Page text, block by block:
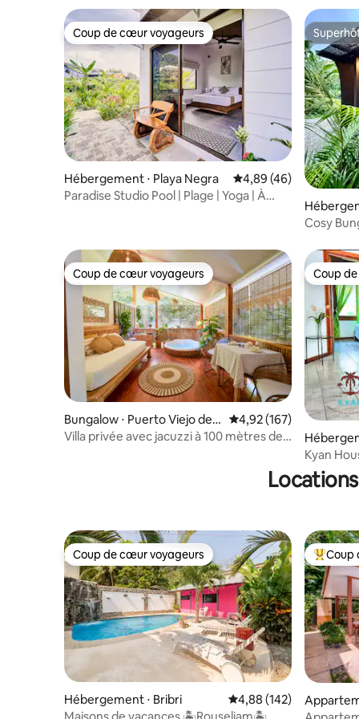
Coup de cœur voyageurs
Coup de cœur voyageurs
Hébergement ⋅ Playa Negra Évaluation moyenne
4,89 (46)
Paradise Studio Pool | Plage | Yoga | À
de
Cosy
Coup de cœur voyageurs
Coup de cœur voyageurs
Bungalow ⋅ Puerto Viejo de T
alamanca
Évaluation moyenne
4,92 (167)
Villa privée avec jacuzzi à 100 mètres de
Coup
Coup
Hébergement ⋅
e puerto
Kyan
300 Mo/
Coup de cœur voyageurs
Coup de cœur voyageurs
Hébergement ⋅ Bribri Évaluation moyenne
4,88 (142)
Coups
Coup